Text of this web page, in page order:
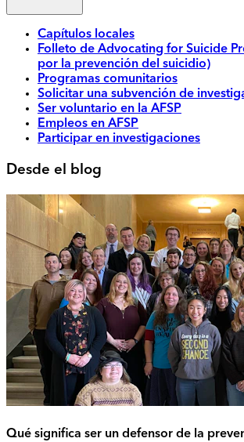
Capítulos locales
Folleto de Advocating for Suicide
por la prevención del suicidio)
Programas comunitarios
Solicitar una subvención de
Ser voluntario en la AFSP
Empleos en AFSP
Participar en investigaciones
Desde el blog
Qué significa ser un defensor de la